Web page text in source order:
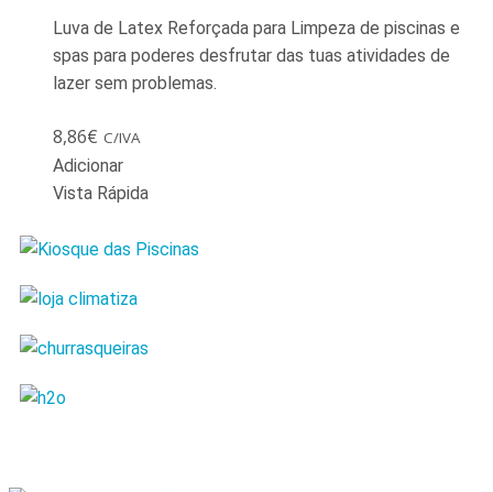
Luva de Latex Reforçada para Limpeza de piscinas e
spas para poderes desfrutar das tuas atividades de
lazer sem problemas.
8,86€ C/IVA
Adicionar
Vista Rápida